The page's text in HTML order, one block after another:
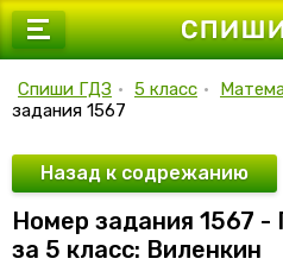
7 класс
9 класс
10 класс
11 класс
Спиши ГДЗ • 5 класс •
задания 1567
Назад к содрежанию
Номер задания 1567
за 5 класс: Виленкин